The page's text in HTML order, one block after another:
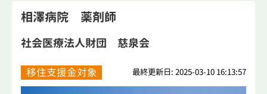
相澤病院 薬剤師
社会医療法人財団 慈泉会
移住支援金対象 最終更新日: 2025-03-10 16:13:57